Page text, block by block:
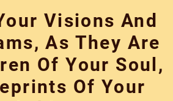
Visions And
As They Are
Of Your Soul,
Of Your